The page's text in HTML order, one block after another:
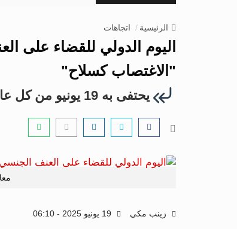
الرئيسية اتجاهات
اليوم الدولي للقضاء على
"الاغتصاب كسلاح"
يحتفى به 19 يونيو من كل عام
زينب مكي